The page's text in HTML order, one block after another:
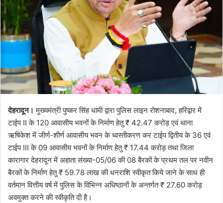
देहरादून। मुख्यमंत्री पुष्कर सिंह धामी द्वारा पुलिस लाइन रोशनाबाद, हरिद्वार में
टाईप II के 120 आवासीय भवनों के निर्माण हेतु ₹ 42.47 करोड़ एवं थाना
ऋषिकेश में जीर्ण-शीर्ण आवासीय भवन के ध्वस्तीकरण कर टाईप द्वितीय के 36 एवं
टाईप III के 09 आवासीय भवनों के निर्माण हेतु ₹ 17.44 करोड़ तथा जिला
कारागार देहरादून में अहाता संख्या-05/06 की 08 बैरकों के प्रथम तल पर नवीन
बैरकों के निर्माण हेतु ₹ 59.78 लाख की धनराशि स्वीकृत किये जाने के साथ ही
वर्तमान वित्तीय वर्ष में पुलिस के विभिन्न अधिष्ठानों के अन्तर्गत ₹ 27.60 करोड़
अवमुक्त करने की स्वीकृति दी है।